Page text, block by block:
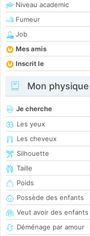
Niveau academic
Fumeur
Job
Mes amis
Inscrit le
Mon
Je cherche
Les yeux
Les cheveux
Silhouette
Taille
Poids
Possède des enfants
Veut avoir des enfants
Déménage par amour